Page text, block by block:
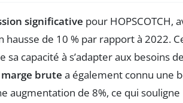
significative pour HOPSCOTCH,
hausse de 10 % par rapport à 2022.
capacité à s’adapter aux besoins
marge brute a également connu une
augmentation de 8%, ce qui souligne